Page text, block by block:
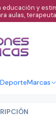
DeporteMarcas
y
aulas,